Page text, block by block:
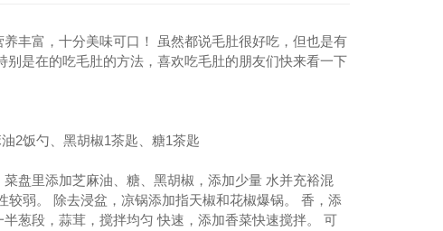
丰富，十分美味可口！ 虽然都说毛肚很好吃，但也是有
是在的吃毛肚的方法，喜欢吃毛肚的朋友们快来看一下
2饭勺、黑胡椒1茶匙、糖1茶匙
盘里添加芝麻油、糖、黑胡椒，添加少量 水并充裕混
弱。 除去浸盆，凉锅添加指天椒和花椒爆锅。 香，添
葱段，蒜茸，搅拌均匀 快速，添加香菜快速搅拌。 可